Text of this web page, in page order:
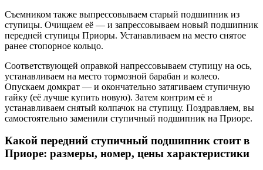
Съемником также выпрессовываем старый подшипник из
ступицы. Очищаем её — и запрессовываем новый подшипник
передней ступицы Приоры. Устанавливаем на место снятое
ранее стопорное кольцо.
Соответствующей оправкой напрессовываем ступицу на ось,
устанавливаем на место тормозной барабан и колесо.
Опускаем домкрат — и окончательно затягиваем ступичную
гайку (её лучше купить новую). Затем контрим её и
устанавливаем снятый колпачок на ступицу. Поздравляем, вы
самостоятельно заменили ступичный подшипник на Приоре.
Какой передний ступичный подшипник стоит в
Приоре: размеры, номер, цены характеристики